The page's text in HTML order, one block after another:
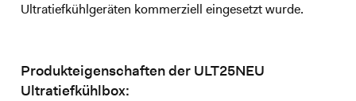
Ultratiefkühlgeräten kommerziell eingesetzt wurde.
Produkteigenschaften der ULT25NEU
Ultratiefkühlbox: